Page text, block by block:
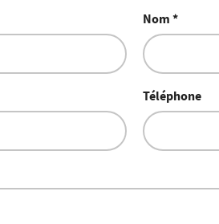
Nom *
Téléphone